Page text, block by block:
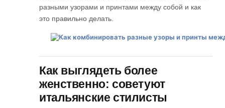
разными узорами и принтами между собой и как
это правильно делать.
Как выглядеть более
женственно: советуют
итальянские стилисты